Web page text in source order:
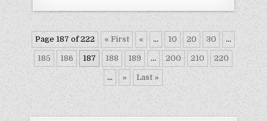
Page 187 of 222 « First « ... 10 20 30 ...
185 186 187 188 189 ... 200 210 220
... » Last »